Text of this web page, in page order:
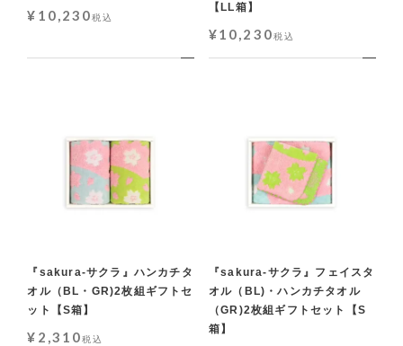
¥ 10,230税込
【LL箱】
¥10,230税込
『sakura-サクラ』ハンカチタ
オル（BL・GR)2枚組ギフトセ
ット【S箱】
¥ 2,310税込
『sakura-サクラ』フェイスタ
オル（BL)・ハンカチタオル
（GR)2枚組ギフトセット【S
箱】